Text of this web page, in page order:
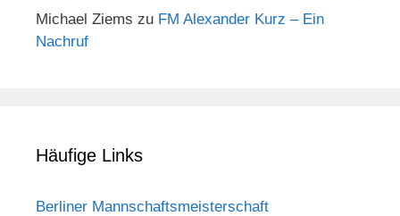
Michael Ziems zu FM Alexander Kurz – Ein
Nachruf
Häufige Links
Berliner Mannschaftsmeisterschaft